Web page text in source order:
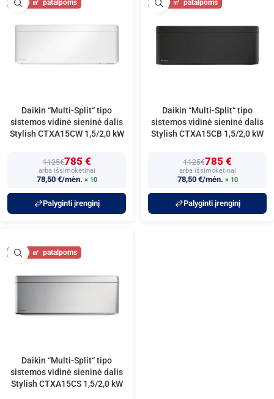
20
Daikin “Multi-Split“ tipo
sistemos vidinė sieninė dalis
Stylish CTXA15CW 1,5/2,0 kW
1125€785 €
arba išsimokėtinai
78,50 €/mėn. × 10
Palyginti įrenginį
20
Daikin “Multi-Split“ tipo
sistemos vidinė sieninė dalis
Stylish CTXA15CB 1,5/2,0 kW
1125€785 €
arba išsimokėtinai
78,50 €/mėn. × 10
Palyginti įrenginį
20
Daikin “Multi-Split“ tipo
sistemos vidinė sieninė dalis
Stylish CTXA15CS 1,5/2,0 kW